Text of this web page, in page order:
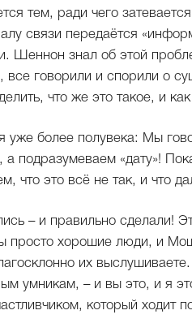
тем, ради чего
связи передаётся
Шеннон знал об этой
все говорили и спорили о
что же это такое, и
уже более полувека: Мы
подразумеваем «дату»!
что это всё не так, и что
– и правильно сделали!
просто хорошие люди, и
их
умникам, – и вы это, и я
который ходит